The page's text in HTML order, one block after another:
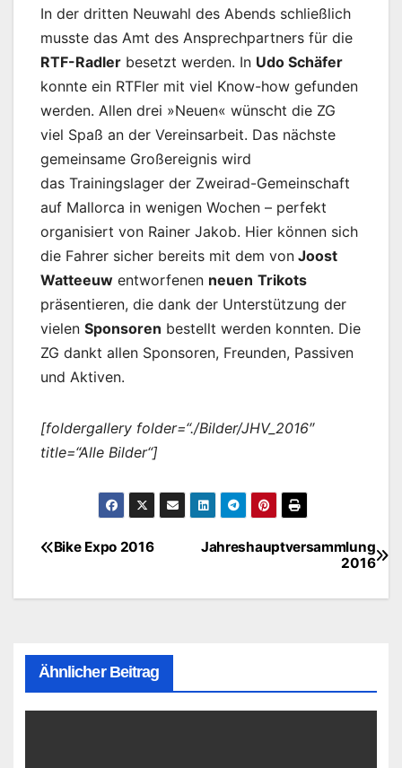
In der dritten Neuwahl des Abends schließlich
musste das Amt des Ansprechpartners für die
RTF-Radler besetzt werden. In Udo Schäfer
konnte ein RTFler mit viel Know-how gefunden
werden. Allen drei »Neuen« wünscht die ZG
viel Spaß an der Vereinsarbeit. Das nächste
gemeinsame Großereignis wird
das Trainingslager der Zweirad-Gemeinschaft
auf Mallorca in wenigen Wochen – perfekt
organisiert von Rainer Jakob. Hier können sich
die Fahrer sicher bereits mit dem von Joost
Watteeuw entworfenen neuen Trikots
präsentieren, die dank der Unterstützung der
vielen Sponsoren bestellt werden konnten. Die
ZG dankt allen Sponsoren, Freunden, Passiven
und Aktiven.
[foldergallery folder=“./Bilder/JHV_2016″
title=“Alle Bilder“]
BeitragsnavigationJahreshauptversammlung
2016
Bike Expo 2016
Ähnlicher Beitrag